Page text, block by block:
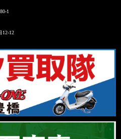
1
12-12